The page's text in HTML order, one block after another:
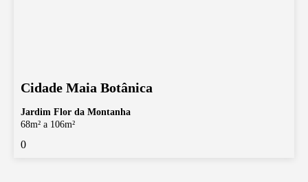
Cidade Maia Botânica
Jardim Flor da Montanha
68m² a 106m²
0